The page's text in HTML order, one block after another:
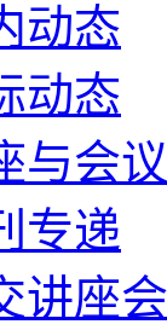
动态
动态
与会议
专递
讲座